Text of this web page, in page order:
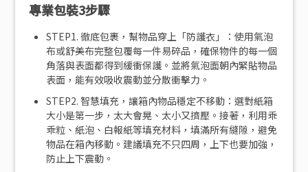
專業包裝3步驟
STEP1. 徹底包裹，幫物品穿上「防護衣」：使用氣泡
布或舒美布完整包覆每一件易碎品，確保物件的每一個
角落與表面都得到緩衝保護。並將氣泡面朝內緊貼物品
表面，能有效吸收震動並分散衝擊力。
STEP2. 智慧填充，讓箱內物品穩定不移動：選對紙箱
大小是第一步，太大會晃、太小又擠壓。接著，利用乖
乖粒、紙泡、白報紙等填充材料，填滿所有縫隙，避免
物品在箱內移動。建議填充不只四周，上下也要加強，
防止上下震動。